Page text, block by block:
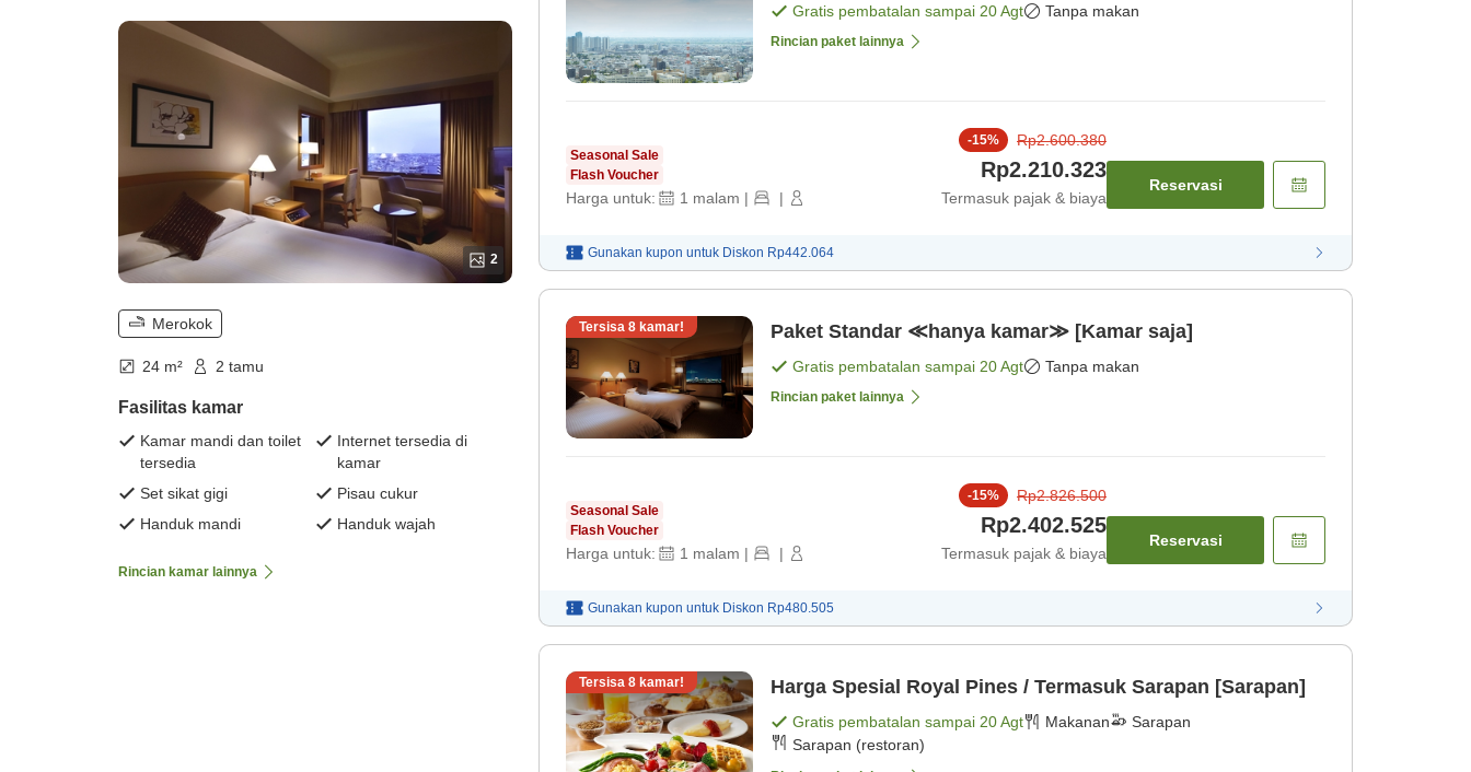
2
Merokok
24 m² 2 tamu
Fasilitas kamar
Kamar mandi dan toilet
tersedia
Internet tersedia di
kamar
Set sikat gigi
Pisau cukur
Handuk mandi
Handuk wajah
Rincian kamar lainnya
Gratis pembatalan sampai 20 Agt Tanpa makan
Rincian paket lainnya
Seasonal Sale
Flash Voucher
Harga untuk: 1 malam | |
-15% Rp2.600.380
Rp2.210.323
Termasuk pajak & biaya
Reservasi
Gunakan kupon untuk Diskon Rp442.064
Tersisa 8 kamar! Paket Standar ≪hanya kamar≫ [Kamar saja]
Gratis pembatalan sampai 20 Agt Tanpa makan
Rincian paket lainnya
Seasonal Sale
Flash Voucher
Harga untuk: 1 malam | |
-15% Rp2.826.500
Rp2.402.525
Termasuk pajak & biaya
Reservasi
Gunakan kupon untuk Diskon Rp480.505
Tersisa 8 kamar! Harga Spesial Royal Pines / Termasuk Sarapan [Sarapan]
Gratis pembatalan sampai 20 Agt Makanan
Sarapan
Sarapan (restoran)